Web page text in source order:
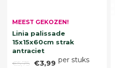
MEEST GEKOZEN!
Linia palissade
15x15x60cm strak
antraciet
€5,75 €3,99 per stuks